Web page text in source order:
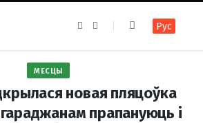
e
k
t
a
m
Рус
МЕСЦЫ
новая пляцоўка
гараджанам прапануюць і